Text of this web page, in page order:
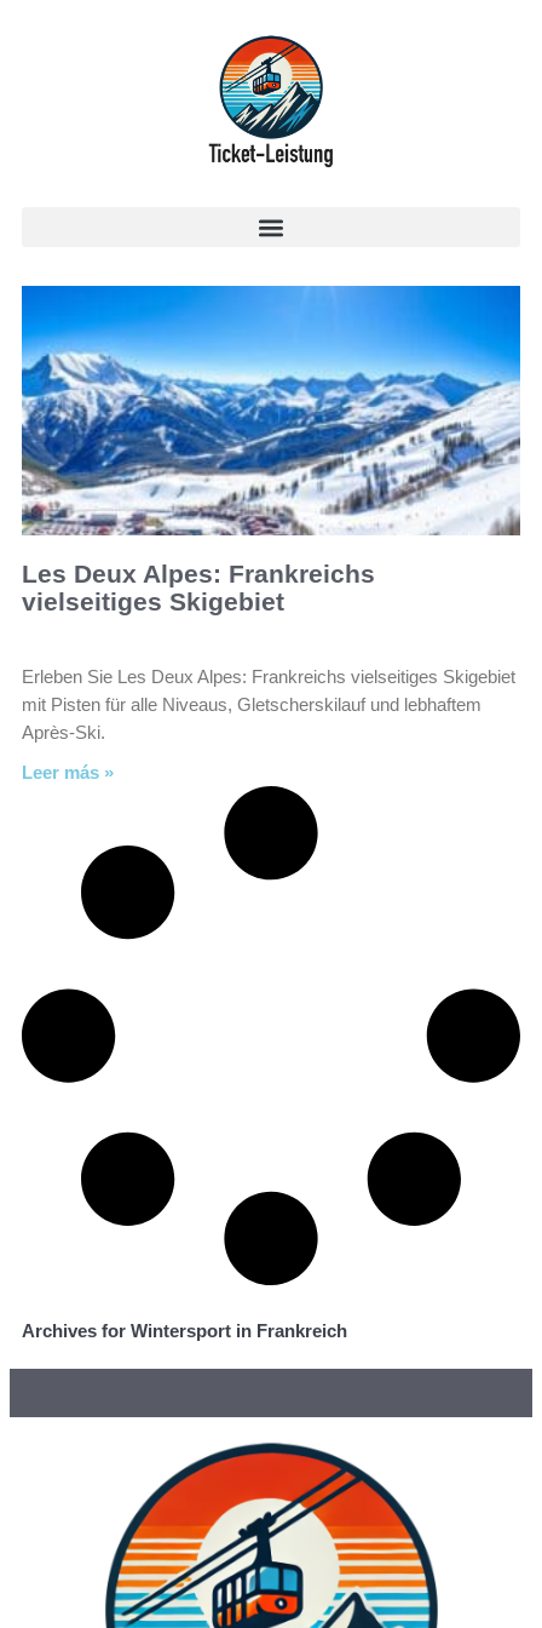
Les Deux Alpes: Frankreichs
vielseitiges Skigebiet
Erleben Sie Les Deux Alpes: Frankreichs vielseitiges Skigebiet
mit Pisten für alle Niveaus, Gletscherskilauf und lebhaftem
Après-Ski.
Leer más »
Archives for Wintersport in Frankreich